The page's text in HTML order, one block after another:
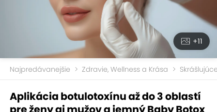
+11
Najpredávanejšie Zdravie, Wellness a Krása
Aplikácia botulotoxínu až do 3 oblastí